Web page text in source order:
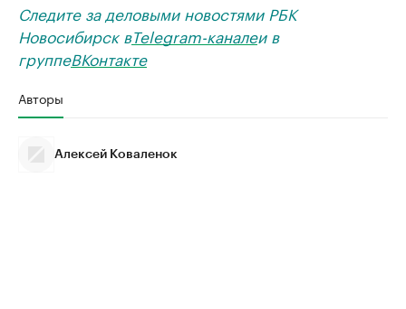
Следите за деловыми новостями РБК
Новосибирск вTelegram-каналеи в
группеВКонтакте
Авторы
Алексей Коваленок